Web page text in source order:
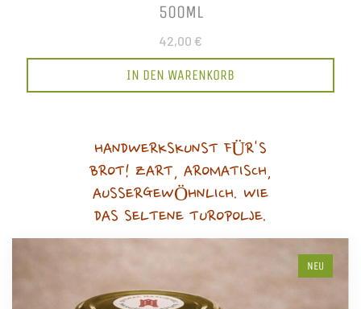
500ML
42,00 €
IN DEN WARENKORB
HANDWERKSKUNST FÜR'S
BROT! ZART, AROMATISCH,
AUSSERGEWÖHNLICH. WIE
DAS SELTENE TUROPOLJE.
NEU